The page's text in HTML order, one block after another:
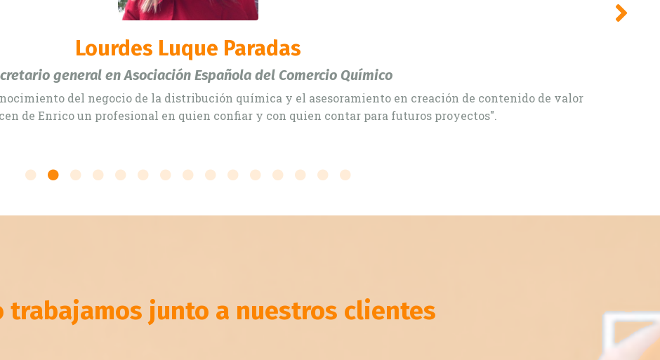
Joan Roget
CEO at Panreac quimica, S.A.U.
the success of Panreac in the South European Laboratory Reagents' Market. He "revigorized" our Team
approach to Commercial Activity".
trabajamos junto a nuestros clientes